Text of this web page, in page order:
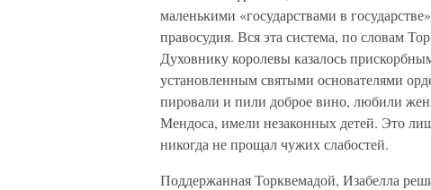
маленькими «государствами в
правосудия. Вся эта система, по словам
Духовнику королевы казалось
установленным святыми основателями
пировали и пили доброе вино, любили
Мендоса, имели незаконных детей. Это
никогда не прощал чужих слабостей.
Поддержанная Торквемадой, Изабелла